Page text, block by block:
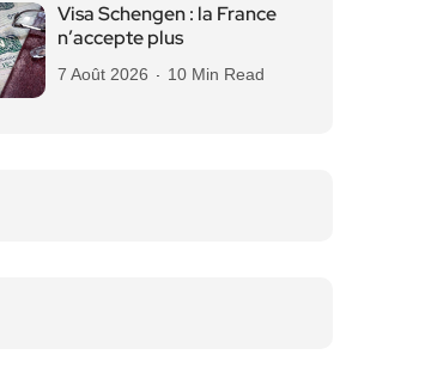
Visa Schengen : la France
n’accepte plus
7 Août 2026 10 Min Read